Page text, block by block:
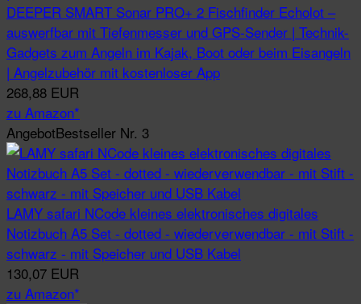
DEEPER SMART Sonar PRO+ 2 Fischfinder Echolot –
auswerfbar mit Tiefenmesser und GPS-Sender | Technik-
Gadgets zum Angeln im Kajak, Boot oder beim Eisangeln
| Angelzubehör mit kostenloser App
268,88 EUR
zu Amazon*
AngebotBestseller Nr. 3
LAMY safari NCode kleines elektronisches digitales
Notizbuch A5 Set - dotted - wiederverwendbar - mit Stift -
schwarz - mit Speicher und USB Kabel
130,07 EUR
zu Amazon*